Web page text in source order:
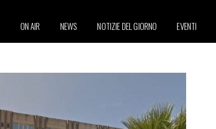
ON AIR NEWS NOTIZIE DEL GIORNO EVENTI